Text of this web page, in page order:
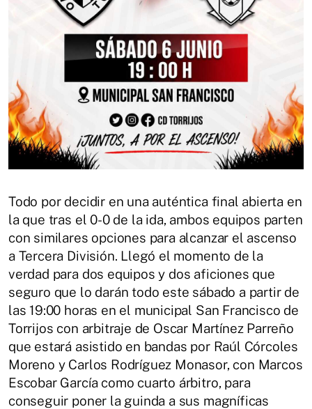
Todo por decidir en una auténtica final abierta en
la que tras el 0-0 de la ida, ambos equipos parten
con similares opciones para alcanzar el ascenso
a Tercera División. Llegó el momento de la
verdad para dos equipos y dos aficiones que
seguro que lo darán todo este sábado a partir de
las 19:00 horas en el municipal San Francisco de
Torrijos con arbitraje de Oscar Martínez Parreño
que estará asistido en bandas por Raúl Córcoles
Moreno y Carlos Rodríguez Monasor, con Marcos
Escobar García como cuarto árbitro, para
conseguir poner la guinda a sus magníficas